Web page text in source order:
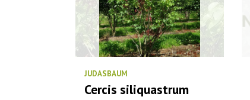
JUDASBAUM
Cercis siliquastrum